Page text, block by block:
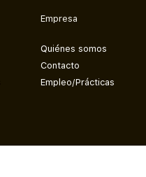
Empresa
Quiénes somos
Contacto
Empleo/Prácticas